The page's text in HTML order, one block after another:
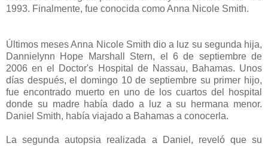
1993. Finalmente, fue conocida como Anna Nicole Smith.
Últimos meses Anna Nicole Smith dio a luz su segunda hija,
Dannielynn Hope Marshall Stern, el 6 de septiembre de
2006 en el Doctor's Hospital de Nassau, Bahamas. Unos
días después, el domingo 10 de septiembre su primer hijo,
fue encontrado muerto en uno de los cuartos del hospital
donde su madre había dado a luz a su hermana menor.
Daniel Smith, había viajado a Bahamas a conocerla.
La segunda autopsia realizada a Daniel, reveló que su